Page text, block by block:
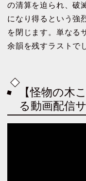
の清算を迫られ、破
になり得るという強
を閉じます。単なる
余韻を残すラストで
【怪物の木
る動画配信